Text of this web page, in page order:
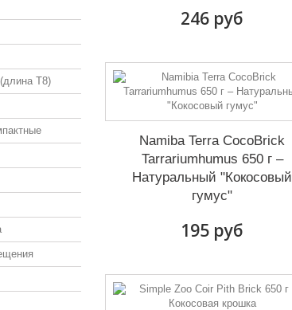
T8)
246 руб
Namiba Terra CocoBrick
Tarrariumhumus 650 г –
Натуральный "Кокосовый
гумус"
195 руб